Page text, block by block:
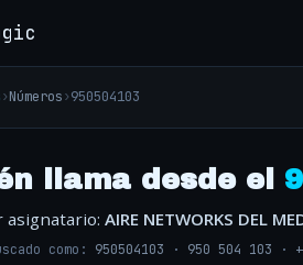
›Números›950504103
llama desde el
asignatario: AIRE NETWORKS DEL
como: 950504103 · 950 504 103 ·